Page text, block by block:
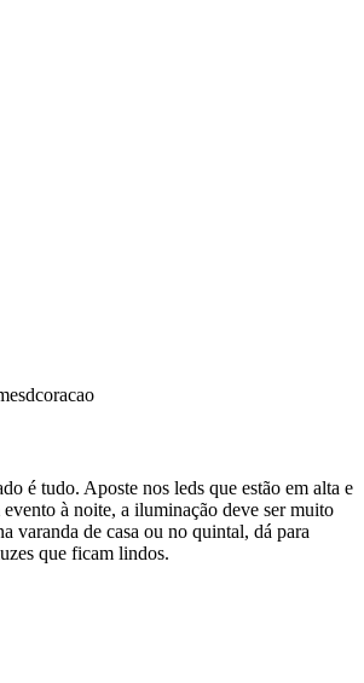
é tudo. Aposte nos leds que estão em alta e
à noite, a iluminação deve ser muito
varanda de casa ou no quintal, dá para
que ficam lindos.